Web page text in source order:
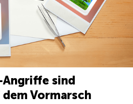
Angriffe sind
Vormarsch